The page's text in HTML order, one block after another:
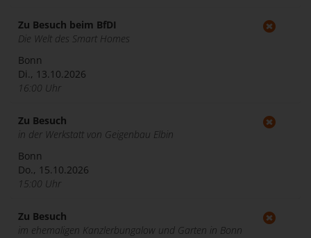
Zu Besuch beim BfDI
Die Welt des Smart Homes
Bonn
Di., 13.10.2026
16:00 Uhr
Zu Besuch
in der Werkstatt von Geigenbau Elbin
Bonn
Do., 15.10.2026
15:00 Uhr
Zu Besuch
im ehemaligen Kanzlerbungalow und Garten in Bonn